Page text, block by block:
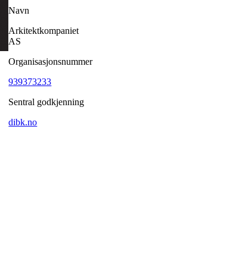
Navn
Arkitektkompaniet
AS
Organisasjonsnummer
939373233
Sentral godkjenning
dibk.no